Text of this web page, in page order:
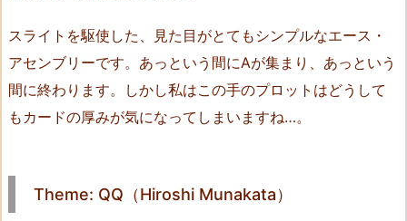
O
&
W
スライトを駆使した、見た目がとてもシンプルなエース・
アセンブリーです。あっという間にAが集まり、あっという
間に終わります。しかし私はこの手のプロットはどうして
もカードの厚みが気になってしまいますね…。
Theme: QQ（Hiroshi Munakata）